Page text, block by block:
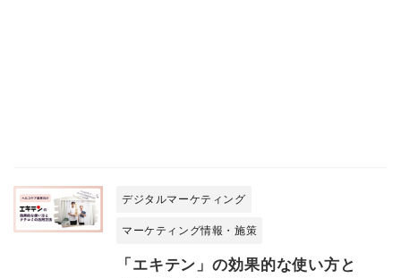
デジタルマーケティング
マーケティング情報・施策
「エキテン」の効果的な使い方と